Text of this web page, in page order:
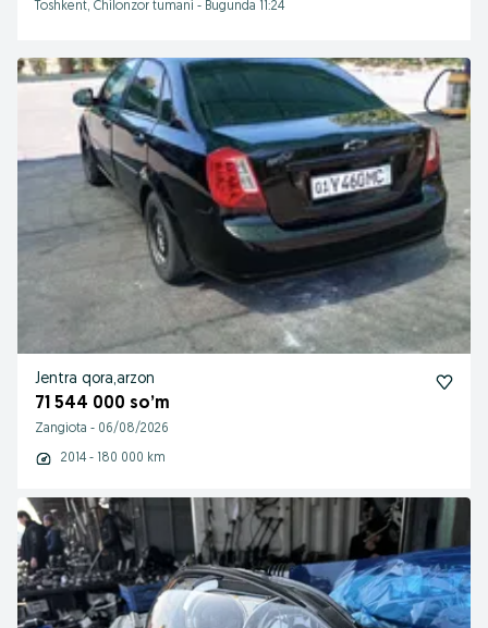
Toshkent, Chilonzor tumani - Bugunda 11:24
Jentra qora,arzon
71 544 000 so’m
Zangiota - 06/08/2026
2014 - 180 000 km